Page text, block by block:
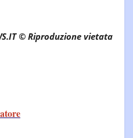
© Riproduzione vietata